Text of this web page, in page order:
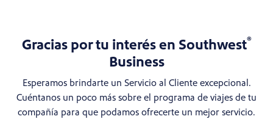
Gracias por tu interés en Southwest®
Business
Esperamos brindarte un Servicio al Cliente excepcional.
Cuéntanos un poco más sobre el programa de viajes de tu
compañía para que podamos ofrecerte un mejor servicio.